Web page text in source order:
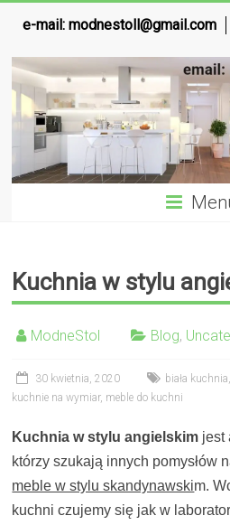
e-mail:modnestoll@gmail.com
Kuchnia w stylu
ModneStol Blog,
30 kwietnia, 2020 biała kuchnia,
kuchnie na wymiar, meble do kuchni
Kuchnia w stylu angielskim jest
którzy szukają innych pomysłów
meble w stylu skandynawskim.
kuchni czujemy się jak w